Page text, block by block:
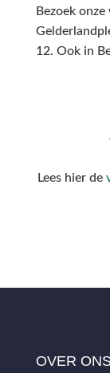
Bezoek
12. Ook in
Lees hier de
OVER